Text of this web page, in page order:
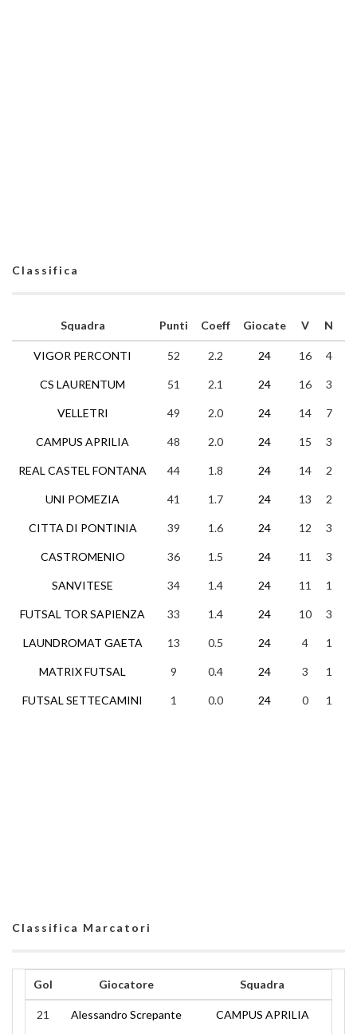
Classifica
Squadra
VIGOR PERCONTI
CS LAURENTUM
VELLETRI
CAMPUS APRILIA
REAL CASTEL FONTANA
UNI POMEZIA
CITTA DI PONTINIA
CASTROMENIO
SANVITESE
FUTSAL TOR SAPIENZA
LAUNDROMAT GAETA
MATRIX FUTSAL
FUTSAL SETTECAMINI
Punti Coeff Giocate V N
52 2.2 24 16 4
51 2.1 24 16 3
49 2.0 24 14 7
48 2.0 24 15 3
44 1.8 24 14 2
41 1.7 24 13 2
39 1.6 24 12 3
36 1.5 24 11 3
34 1.4 24 11 1
33 1.4 24 10 3
13 0.5 24 4 1
9 0.4 24 3 1
1 0.0 24 0 1
Classifica Marcatori
Gol Giocatore Squadra
21 Alessandro Screpante CAMPUS APRILIA